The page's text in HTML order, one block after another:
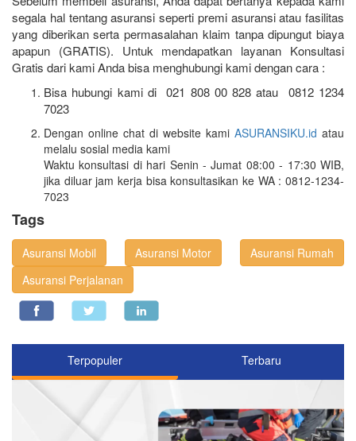
segala hal tentang asuransi seperti premi asuransi atau fasilitas
yang diberikan serta permasalahan klaim tanpa dipungut biaya
apapun (GRATIS). Untuk mendapatkan layanan Konsultasi
Gratis dari kami Anda bisa menghubungi kami dengan cara :
Bisa hubungi kami di 021 808 00 828 atau 0812 1234
7023
Dengan online chat di website kami ASURANSIKU.id atau
melalu sosial media kami
Waktu konsultasi di hari Senin - Jumat 08:00 - 17:30 WIB,
jika diluar jam kerja bisa konsultasikan ke WA : 0812-1234-
7023
Tags
Asuransi Mobil Asuransi Motor
Asuransi Rumah
Asuransi Perjalanan
Terpopuler Terbaru